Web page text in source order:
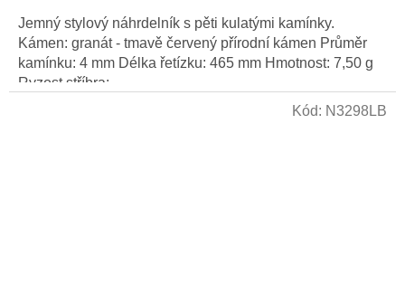
Jemný stylový náhrdelník s pěti kulatými kamínky.
Kámen: granát - tmavě červený přírodní kámen Průměr
kamínku: 4 mm Délka řetízku: 465 mm Hmotnost: 7,50 g
Ryzost stříbra:...
Kód: N3298LB